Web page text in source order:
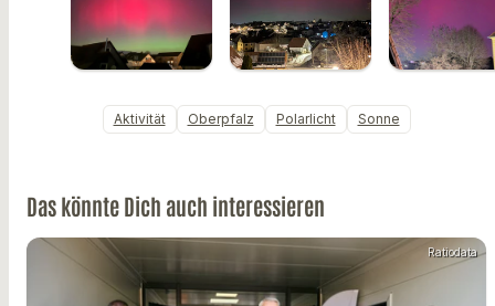
Aktivität Oberpfalz Polarlicht Sonne
Das könnte Dich auch interessieren
Ratiodata